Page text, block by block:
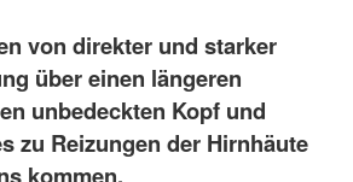
von direkter und starker
über einen längeren
unbedeckten Kopf und
zu Reizungen der Hirnhäute
kommen.